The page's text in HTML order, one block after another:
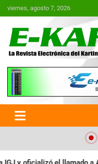
Saltar
al
viernes, agosto 7, 2026
E-
Electrónica
Argentina